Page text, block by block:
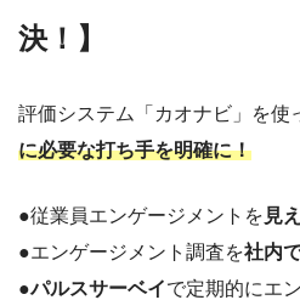
決！】
評価システム「カオナビ」を使
に必要な打ち手を明確に！
●従業員エンゲージメントを 見
●エンゲージメント調査を社内
●パルスサーベイで定期的にエ